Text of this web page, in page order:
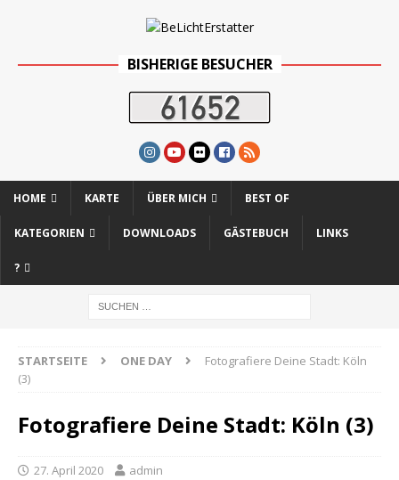
BISHERIGE BESUCHER
HOME KARTE ÜBER MICH BEST OF
KATEGORIEN DOWNLOADS GÄSTEBUCH LINKS
?
STARTSEITE ONE DAY
Fotografiere Deine Stadt: Köln
(3)
Fotografiere Deine Stadt: Köln (3)
27. April 2020 admin